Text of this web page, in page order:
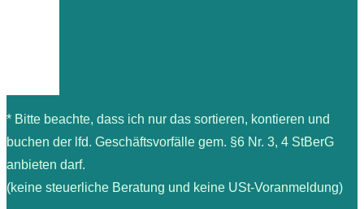
* Bitte beachte, dass ich nur das sortieren, kontieren und
buchen der lfd. Geschäftsvorfälle gem. §6 Nr. 3, 4 StBerG
anbieten darf.
(keine steuerliche Beratung und keine USt-Voranmeldung)